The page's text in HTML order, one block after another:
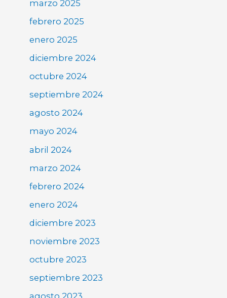
marzo 2025
febrero 2025
enero 2025
diciembre 2024
octubre 2024
septiembre 2024
agosto 2024
mayo 2024
abril 2024
marzo 2024
febrero 2024
enero 2024
diciembre 2023
noviembre 2023
octubre 2023
septiembre 2023